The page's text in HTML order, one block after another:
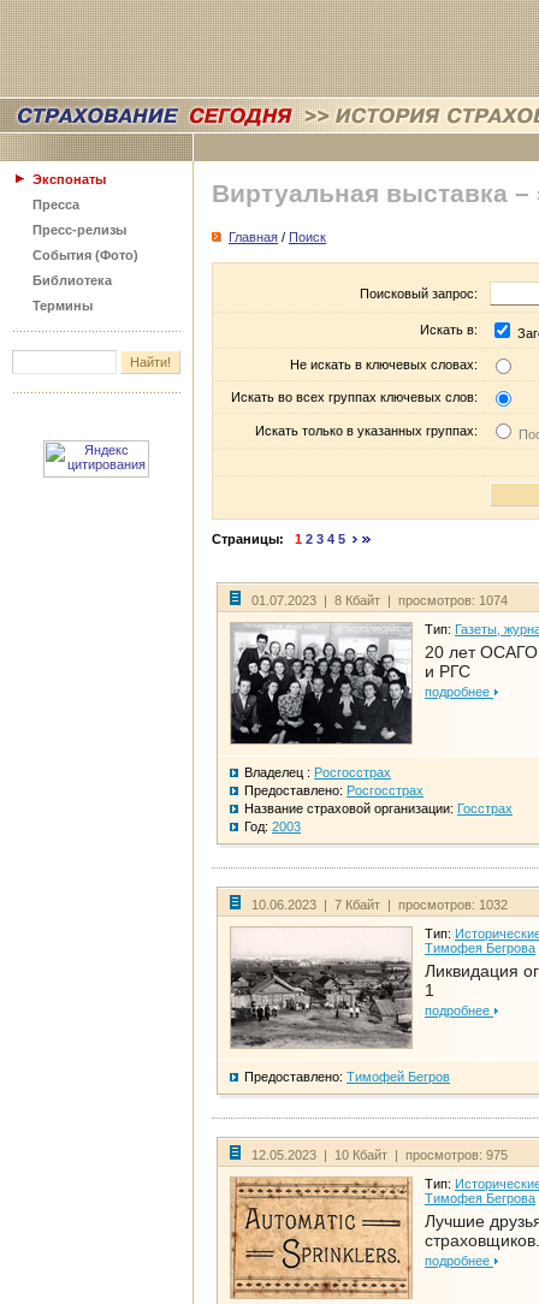
Экспонаты
Пресса
Пресс-релизы
События (Фото)
Библиотека
Термины
Виртуальная выставка –
Главная / Поиск
Поисковый запрос:
Искать в:
Не искать в ключевых словах:
Искать во всех группах ключевых слов:
Искать только в указанных группах:
Страницы: 1 2 3 4 5
01.07.2023 | 8 Кбайт | просмотров: 1074
Тип: Газеты,
20 лет
и РГС
подробнее
Владелец : Росгосстрах
Предоставлено: Росгосстрах
Название страховой организации: Госстрах
Год: 2003
10.06.2023 | 7 Кбайт | просмотров: 1032
Тип:
Тимофея Бегрова
Ликвидация
1
подробнее
Предоставлено: Тимофей Бегров
12.05.2023 | 10 Кбайт | просмотров: 975
Тип:
Тимофея Бегрова
Лучшие
подробнее